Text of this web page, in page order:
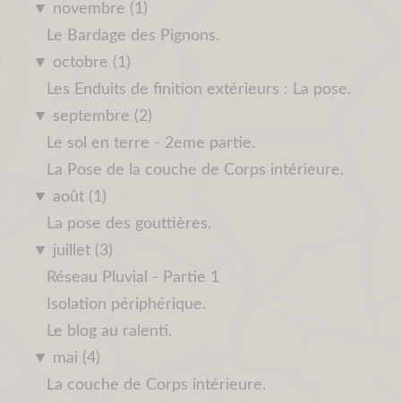
▼ novembre (1)
Le Bardage des Pignons.
▼ octobre (1)
Les Enduits de finition extérieurs : La pose.
▼ septembre (2)
Le sol en terre - 2eme partie.
La Pose de la couche de Corps intérieure.
▼ août (1)
La pose des gouttières.
▼ juillet (3)
Réseau Pluvial - Partie 1
Isolation périphérique.
Le blog au ralenti.
▼ mai (4)
La couche de Corps intérieure.